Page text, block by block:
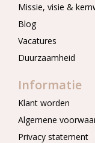
Missie, visie &
Blog
Vacatures
Duurzaamheid
Informatie
Klant worden
Algemene
Privacy statement